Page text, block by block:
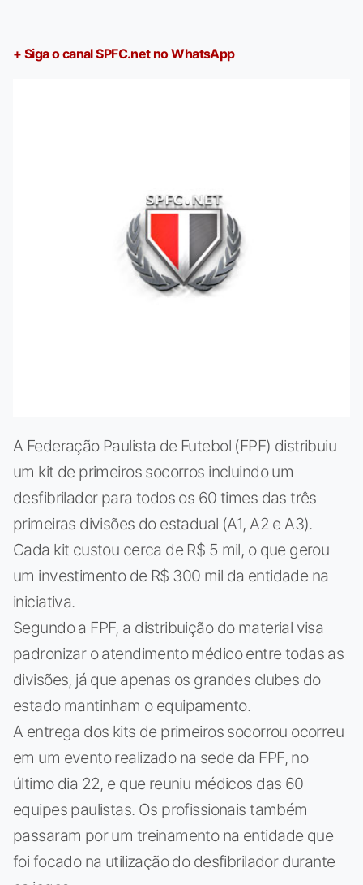
+ Siga o canal SPFC.net no WhatsApp
A Federação Paulista de Futebol (FPF) distribuiu
um kit de primeiros socorros incluindo um
desfibrilador para todos os 60 times das três
primeiras divisões do estadual (A1, A2 e A3).
Cada kit custou cerca de R$ 5 mil, o que gerou
um investimento de R$ 300 mil da entidade na
iniciativa.
Segundo a FPF, a distribuição do material visa
padronizar o atendimento médico entre todas as
divisões, já que apenas os grandes clubes do
estado mantinham o equipamento.
A entrega dos kits de primeiros socorrou ocorreu
em um evento realizado na sede da FPF, no
último dia 22, e que reuniu médicos das 60
equipes paulistas. Os profissionais também
passaram por um treinamento na entidade que
foi focado na utilização do desfibrilador durante